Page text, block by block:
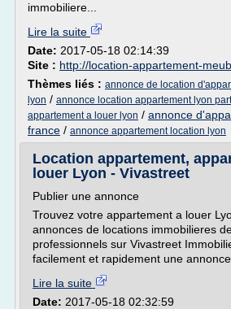
immobiliere...
Lire la suite
Date: 2017-05-18 02:14:39
Site : http://location-appartement-
Thèmes liés : annonce de location
lyon / annonce location appartement lyon
appartement a louer lyon / annonce
france / annonce appartement location lyon
Location appartement,
louer Lyon - Vivastreet
Publier une annonce
Trouvez votre appartement a louer
annonces de locations immobilieres
professionnels sur Vivastreet
facilement et rapidement une annonce
Lire la suite
Date: 2017-05-18 02:32:59